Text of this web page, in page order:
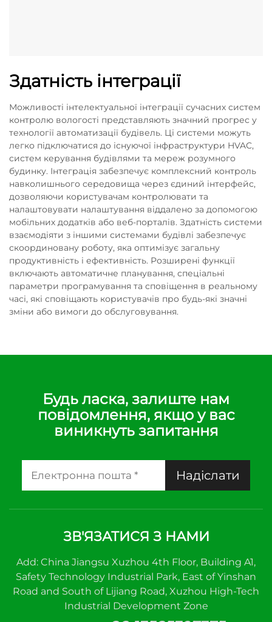
Здатність інтеграції
Можливості інтелектуальної інтеграції сучасних систем
контролю вологості представляють значний прогрес у
технології автоматизації будівель. Ці системи можуть
легко підключатися до існуючої інфраструктури HVAC,
систем керування будівлями та мереж розумного
будинку. Інтеграція забезпечує комплексний контроль
навколишнього середовища через єдиний інтерфейс,
дозволяючи користувачам контролювати та
налаштовувати налаштування віддалено за допомогою
мобільних додатків або веб-порталів. Здатність системи
взаємодіяти з іншими системами будівлі забезпечує
скоординовану роботу, яка оптимізує загальну
продуктивність і ефективність. Розширені функції
включають автоматичне планування, спеціальні
параметри програмування та сповіщення в реальному
часі, які сповіщають користувачів про будь-які значні
зміни або вимоги до обслуговування.
Будь ласка, залиште нам
повідомлення, якщо у вас
виникнуть запитання
Надіслати
ЗВ'ЯЗАТИСЯ З НАМИ
Add: China Jiangsu Xuzhou 4th Floor, Building A1,
Safety Technology Industrial Park, East of Yinshan
Road and South of Lijiang Road, Xuzhou High-Tech
Industrial Development Zone